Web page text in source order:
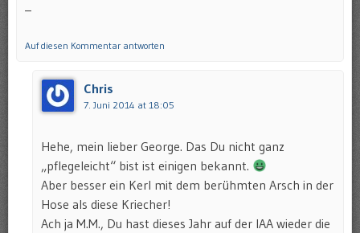
–
Auf diesen Kommentar antworten
Chris
7. Juni 2014 at 18:05
Hehe, mein lieber George. Das Du nicht ganz
„pflegeleicht“ bist ist einigen bekannt.
Aber besser ein Kerl mit dem berühmten Arsch in der
Hose als diese Kriecher!
Ach ja M.M., Du hast dieses Jahr auf der IAA wieder die